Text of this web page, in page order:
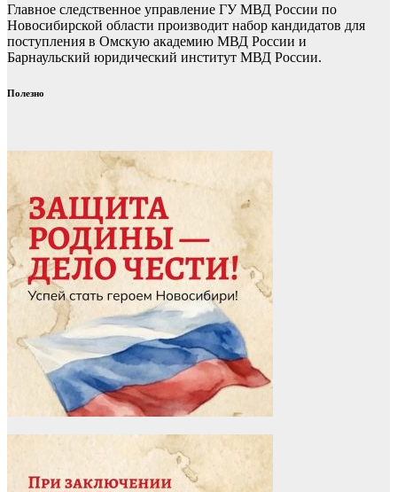
Главное следственное управление ГУ МВД России по
Новосибирской области производит набор кандидатов для
поступления в Омскую академию МВД России и
Барнаульский юридический институт МВД России.
Полезно